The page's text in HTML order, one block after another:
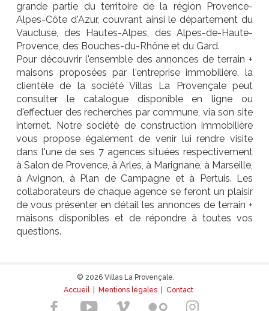
grande partie du territoire de la région Provence-
Alpes-Côte d'Azur, couvrant ainsi le département du
Vaucluse, des Hautes-Alpes, des Alpes-de-Haute-
Provence, des Bouches-du-Rhône et du Gard.
Pour découvrir l'ensemble des annonces de terrain +
maisons proposées par l'entreprise immobilière, la
clientèle de la société Villas La Provençale peut
consulter le catalogue disponible en ligne ou
d'effectuer des recherches par commune, via son site
internet. Notre société de construction immobilière
vous propose également de venir lui rendre visite
dans l'une de ses 7 agences situées respectivement
à Salon de Provence, à Arles, à Marignane, à Marseille,
à Avignon, à Plan de Campagne et à Pertuis. Les
collaborateurs de chaque agence se feront un plaisir
de vous présenter en détail les annonces de terrain +
maisons disponibles et de répondre à toutes vos
questions.
© 2026 Villas La Provençale.
Accueil| Mentions légales Contact